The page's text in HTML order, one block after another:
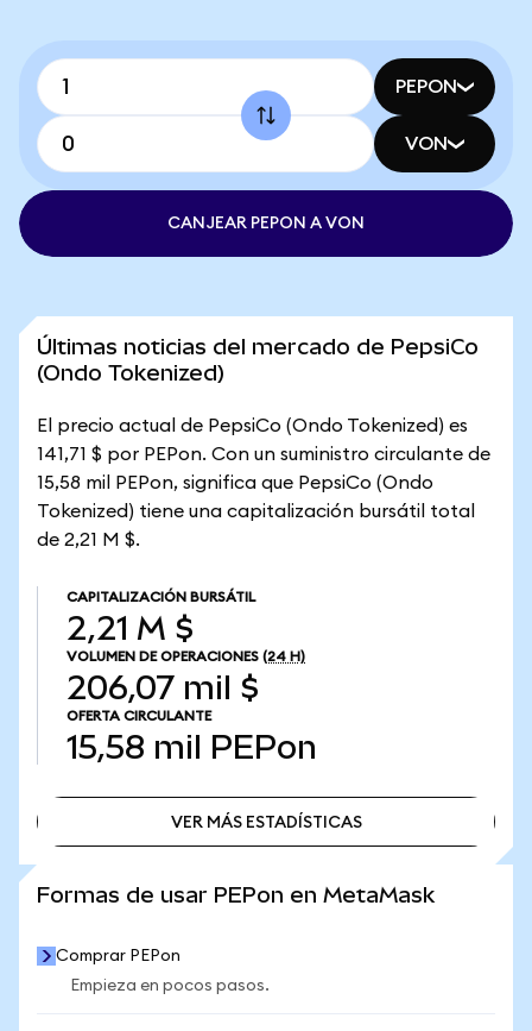
PEPON
VON
CANJEAR PEPON A VON
Últimas noticias del mercado de PepsiCo
(Ondo Tokenized)
El precio actual de PepsiCo (Ondo Tokenized) es
141,71 $ por PEPon. Con un suministro circulante de
15,58 mil PEPon, significa que PepsiCo (Ondo
Tokenized) tiene una capitalización bursátil total
de 2,21 M $.
CAPITALIZACIÓN BURSÁTIL
2,21 M $
VOLUMEN DE OPERACIONES (24 H)
206,07 mil $
OFERTA CIRCULANTE
15,58 mil PEPon
VER MÁS ESTADÍSTICAS
Formas de usar PEPon en MetaMask
Comprar PEPon
Empieza en pocos pasos.